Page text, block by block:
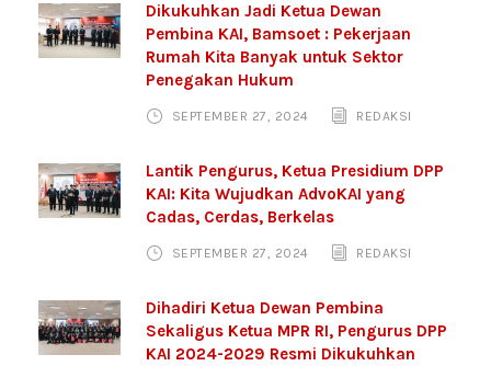
Dikukuhkan Jadi Ketua Dewan
Pembina KAI, Bamsoet : Pekerjaan
Rumah Kita Banyak untuk Sektor
Penegakan Hukum
SEPTEMBER 27, 2024 REDAKSI
Lantik Pengurus, Ketua Presidium DPP
KAI: Kita Wujudkan AdvoKAI yang
Cadas, Cerdas, Berkelas
SEPTEMBER 27, 2024 REDAKSI
Dihadiri Ketua Dewan Pembina
Sekaligus Ketua MPR RI, Pengurus DPP
KAI 2024-2029 Resmi Dikukuhkan